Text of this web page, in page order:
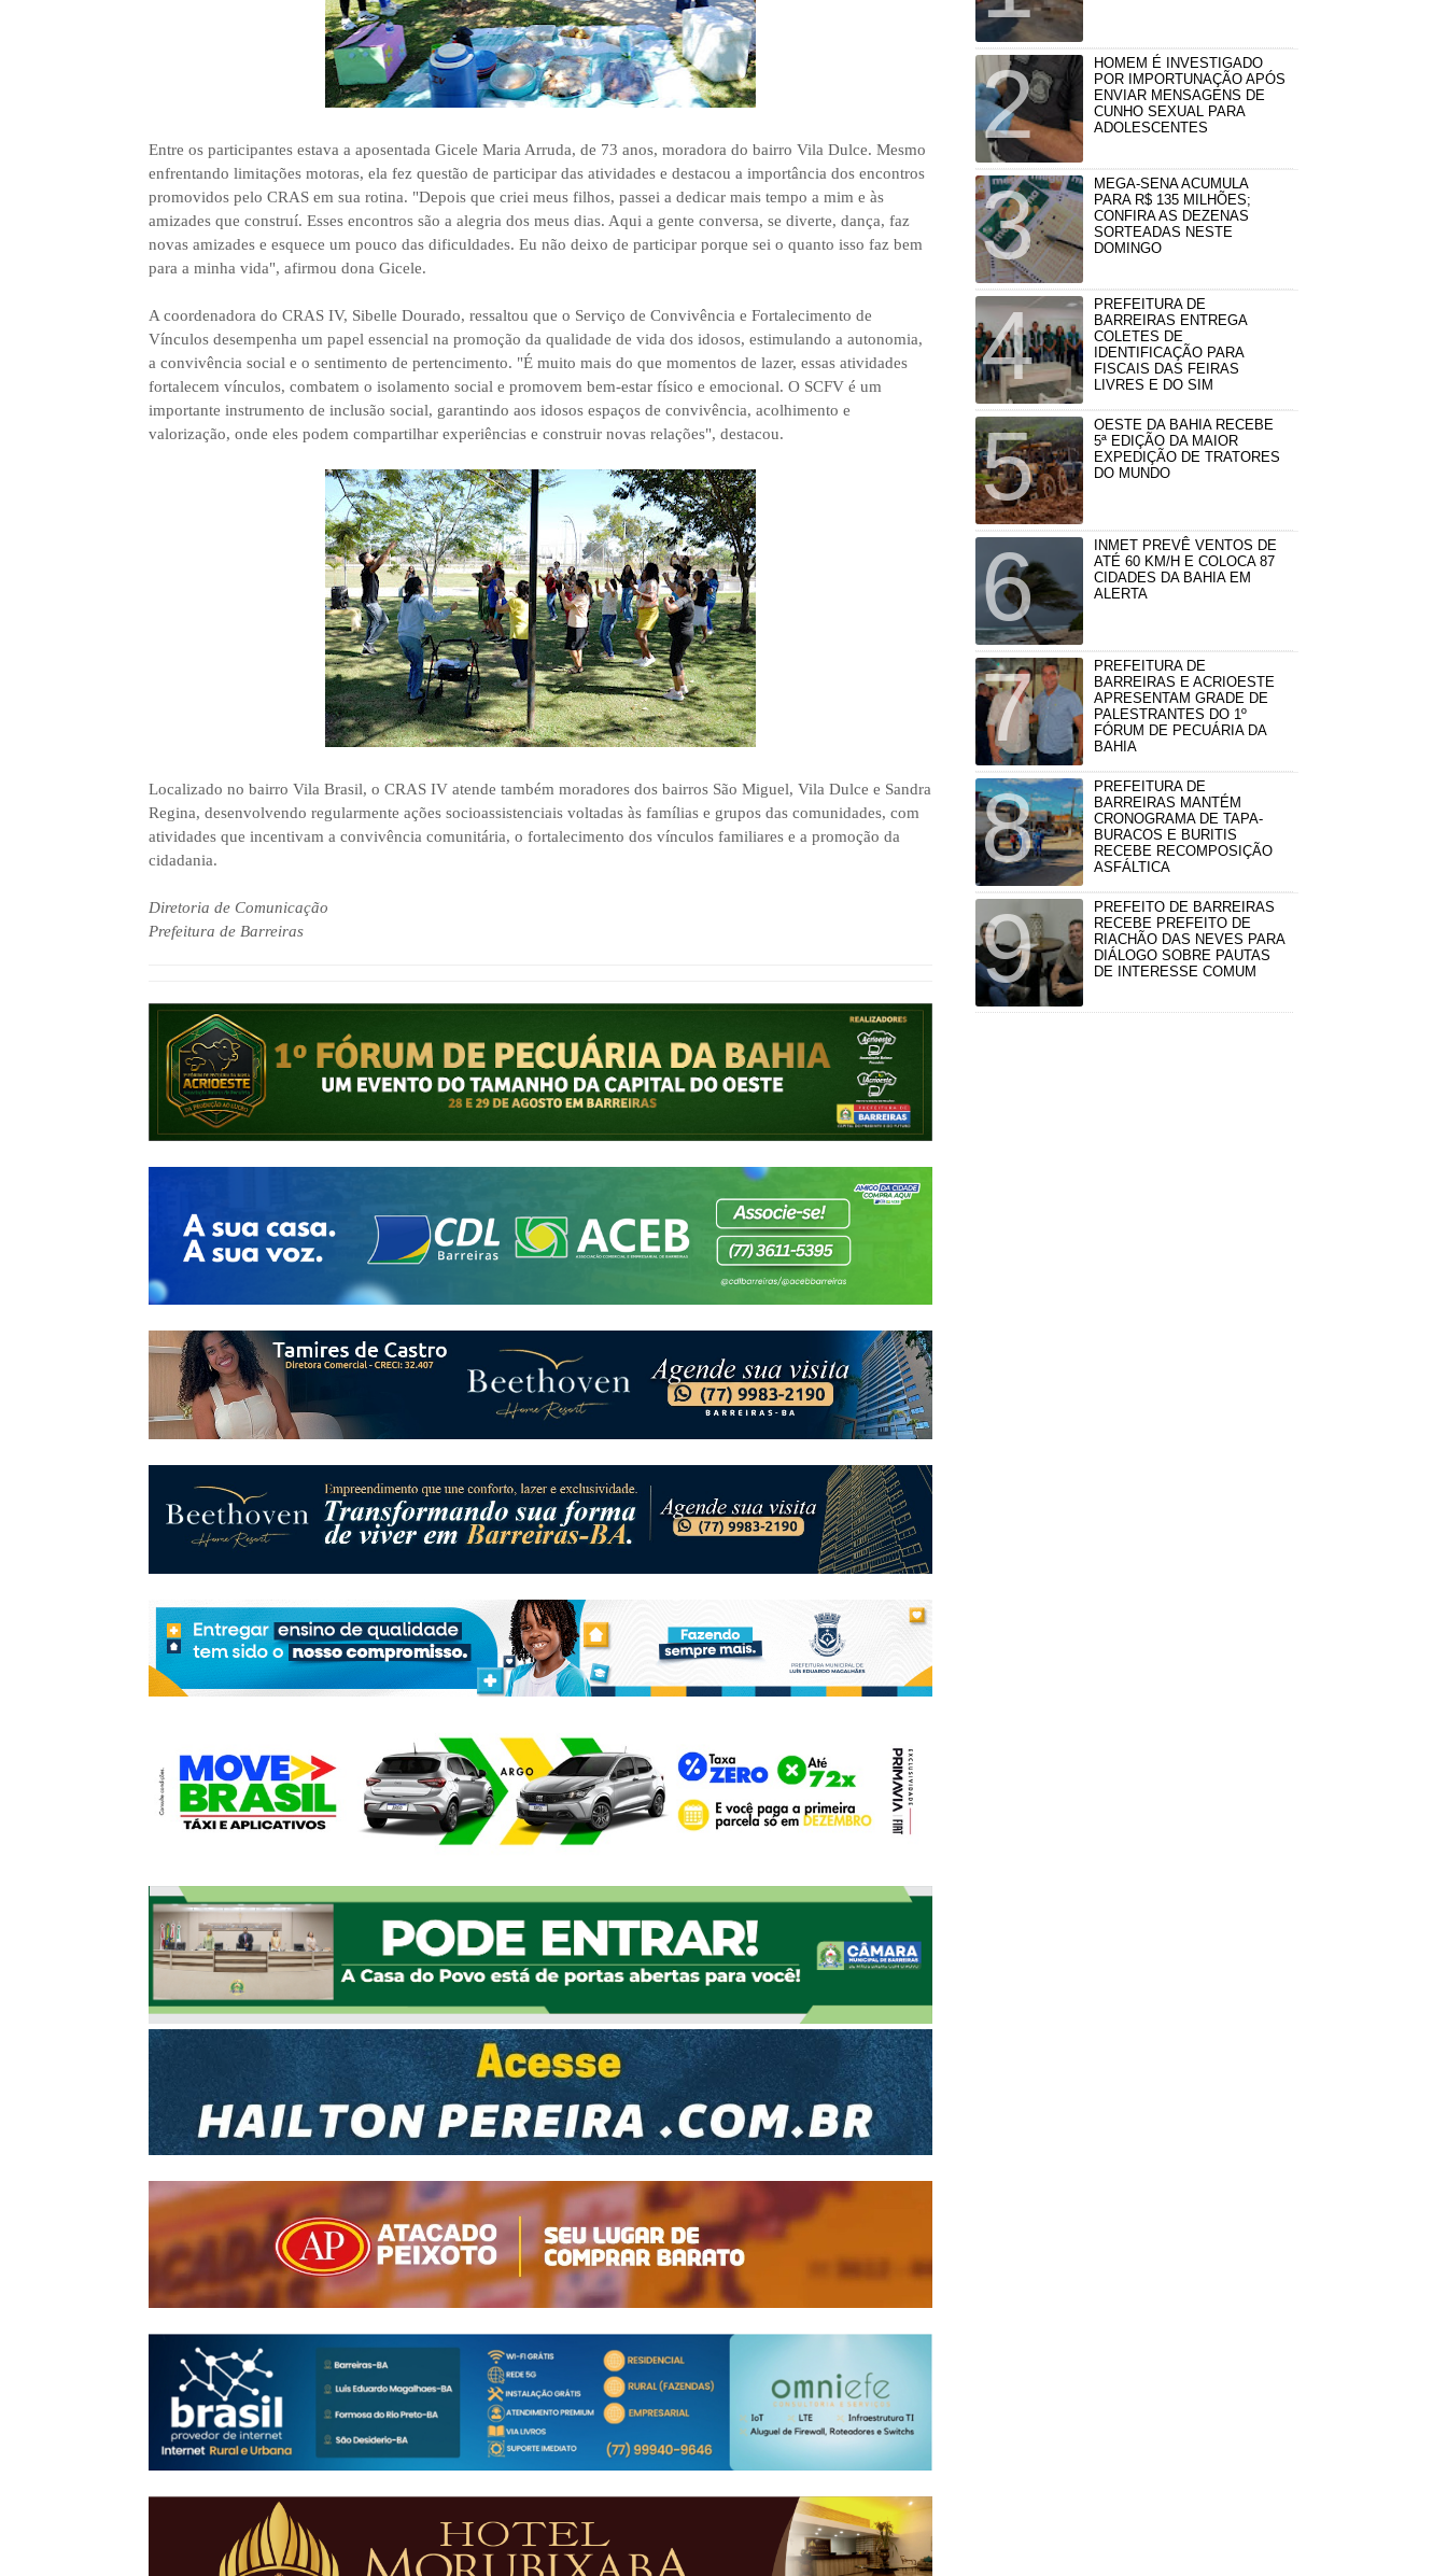
Entre os participantes estava a aposentada Gicele Maria Arruda, de 73 anos, moradora do bairro Vila Dulce. Mesmo
enfrentando limitações motoras, ela fez questão de participar das atividades e destacou a importância dos encontros
promovidos pelo CRAS em sua rotina. "Depois que criei meus filhos, passei a dedicar mais tempo a mim e às
amizades que construí. Esses encontros são a alegria dos meus dias. Aqui a gente conversa, se diverte, dança, faz
novas amizades e esquece um pouco das dificuldades. Eu não deixo de participar porque sei o quanto isso faz bem
para a minha vida", afirmou dona Gicele.
A coordenadora do CRAS IV, Sibelle Dourado, ressaltou que o Serviço de Convivência e Fortalecimento de
Vínculos desempenha um papel essencial na promoção da qualidade de vida dos idosos, estimulando a autonomia,
a convivência social e o sentimento de pertencimento. "É muito mais do que momentos de lazer, essas atividades
fortalecem vínculos, combatem o isolamento social e promovem bem-estar físico e emocional. O SCFV é um
importante instrumento de inclusão social, garantindo aos idosos espaços de convivência, acolhimento e
valorização, onde eles podem compartilhar experiências e construir novas relações", destacou.
Localizado no bairro Vila Brasil, o CRAS IV atende também moradores dos bairros São Miguel, Vila Dulce e Sandra
Regina, desenvolvendo regularmente ações socioassistenciais voltadas às famílias e grupos das comunidades, com
atividades que incentivam a convivência comunitária, o fortalecimento dos vínculos familiares e a promoção da
cidadania.
Diretoria de Comunicação
Prefeitura de Barreiras
HOMEM É INVESTIGADO
POR IMPORTUNAÇÃO APÓS
ENVIAR MENSAGENS DE
CUNHO SEXUAL PARA
ADOLESCENTES
MEGA-SENA ACUMULA
PARA R$ 135 MILHÕES;
CONFIRA AS DEZENAS
SORTEADAS NESTE
DOMINGO
PREFEITURA DE
BARREIRAS ENTREGA
COLETES DE
IDENTIFICAÇÃO PARA
FISCAIS DAS FEIRAS
LIVRES E DO SIM
OESTE DA BAHIA RECEBE
5ª EDIÇÃO DA MAIOR
EXPEDIÇÃO DE TRATORES
DO MUNDO
INMET PREVÊ VENTOS DE
ATÉ 60 KM/H E COLOCA 87
CIDADES DA BAHIA EM
ALERTA
PREFEITURA DE
BARREIRAS E ACRIOESTE
APRESENTAM GRADE DE
PALESTRANTES DO 1º
FÓRUM DE PECUÁRIA DA
BAHIA
PREFEITURA DE
BARREIRAS MANTÉM
CRONOGRAMA DE TAPA-
BURACOS E BURITIS
RECEBE RECOMPOSIÇÃO
ASFÁLTICA
PREFEITO DE BARREIRAS
RECEBE PREFEITO DE
RIACHÃO DAS NEVES PARA
DIÁLOGO SOBRE PAUTAS
DE INTERESSE COMUM